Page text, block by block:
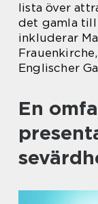
lista över
det gamla till
inkluderar
Englischer
En